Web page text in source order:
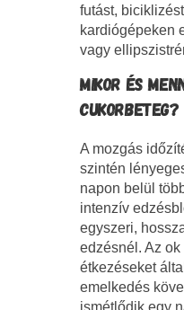
futást,
kardiógépeken
vagy
MIKOR ÉS
CUKORBETEG?
A mozgás
szintén
napon belül
intenzív
egyszeri,
edzésnél. Az ok
étkezéseket
emelkedés
ismétlődik egy